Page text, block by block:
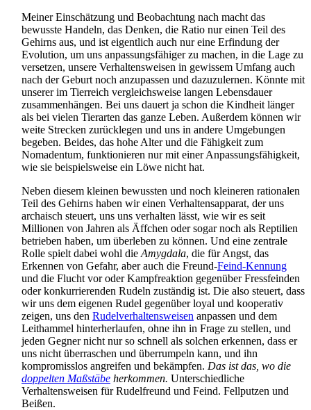
Meiner Einschätzung und Beobachtung nach macht das
bewusste Handeln, das Denken, die Ratio nur einen Teil des
Gehirns aus, und ist eigentlich auch nur eine Erfindung der
Evolution, um uns anpassungs­fähiger zu machen, in die Lage zu
versetzen, unsere Verhaltensweisen in gewissem Umfang auch
nach der Geburt noch anzupassen und dazuzulernen. Könnte mit
unserer im Tierreich vergleichsweise langen Lebensdauer
zusammen­hängen. Bei uns dauert ja schon die Kindheit länger
als bei vielen Tierarten das ganze Leben. Außerdem können wir
weite Strecken zurücklegen und uns in andere Umgebungen
begeben. Beides, das hohe Alter und die Fähigkeit zum
Nomadentum, funktionieren nur mit einer Anpassungs­fähigkeit,
wie sie beispielsweise ein Löwe nicht hat.
Neben diesem kleinen bewussten und noch kleineren rationalen
Teil des Gehirns haben wir einen Verhaltens­apparat, der uns
archaisch steuert, uns uns verhalten lässt, wie wir es seit
Millionen von Jahren als Äffchen oder sogar noch als Reptilien
betrieben haben, um überleben zu können. Und eine zentrale
Rolle spielt dabei wohl die Amygdala, die für Angst, das
Erkennen von Gefahr, aber auch die Freund-Feind-Kennung
und die Flucht vor oder Kampf­reaktion gegenüber Fress­feinden
oder konkurrierenden Rudeln zuständig ist. Die also steuert, dass
wir uns dem eigenen Rudel gegenüber loyal und kooperativ
zeigen, uns den Rudel­verhaltens­weisen anpassen und dem
Leithammel hinter­her­laufen, ohne ihn in Frage zu stellen, und
jeden Gegner nicht nur so schnell als solchen erkennen, dass er
uns nicht überraschen und überrumpeln kann, und ihn
kompromisslos angreifen und bekämpfen. Das ist das, wo die
doppelten Maßstäbe herkommen. Unterschiedliche
Verhaltensweisen für Rudelfreund und Feind. Fellputzen und
Beißen.